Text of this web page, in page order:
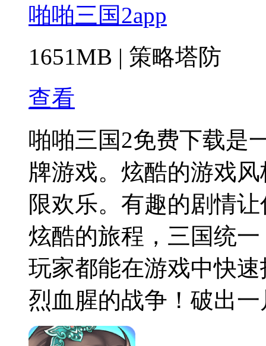
啪啪三国2app
1651MB | 策略塔防
查看
啪啪三国2免费下载是
牌游戏。炫酷的游戏
限欢乐。有趣的剧情
炫酷的旅程，三国统
玩家都能在游戏中快
烈血腥的战争！破出